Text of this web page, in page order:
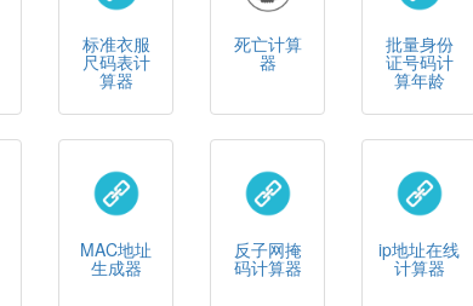
标准衣服
尺码表计
算器
死亡计算
器
批量身份
证号码计
算年龄
MAC地址
生成器
反子网掩
码计算器
ip地址在线
计算器